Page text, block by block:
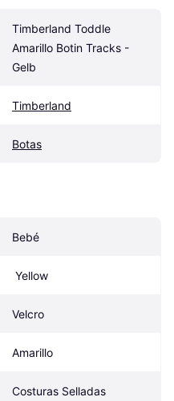
Timberland Toddle
Amarillo Botin Tracks -
Gelb
Timberland
Botas
Bebé
Yellow
Velcro
Amarillo
Costuras Selladas